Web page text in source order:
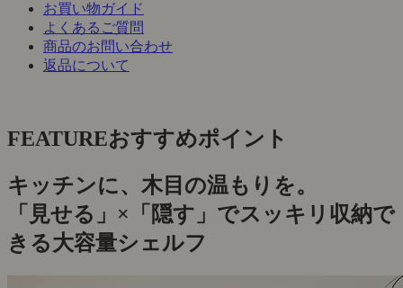
お買い物ガイド
よくあるご質問
商品のお問い合わせ
返品について
FEATUREおすすめポイント
キッチンに、木目の温もりを。
「見せる」×「隠す」でスッキリ収納で
きる大容量シェルフ